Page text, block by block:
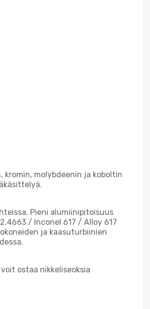
kromin, molybdeenin ja koboltin
Pieni alumiinipitoisuus
/ Inconel 617 / Alloy 617
ja kaasuturbiinien
ostaa nikkeliseoksia